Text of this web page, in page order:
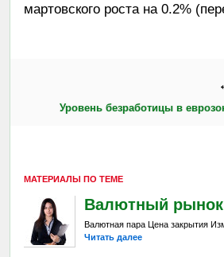
мартовского роста на 0.2%
Уровень безработицы в
МАТЕРИАЛЫ ПО ТЕМЕ
Валютный рынок,
Валютная пара Цена закрытия
Читать далее